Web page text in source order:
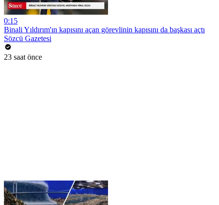
0:15
Binali Yıldırım'ın kapısını açan görevlinin kapısını da başkası açtı
Sözcü Gazetesi
23 saat önce